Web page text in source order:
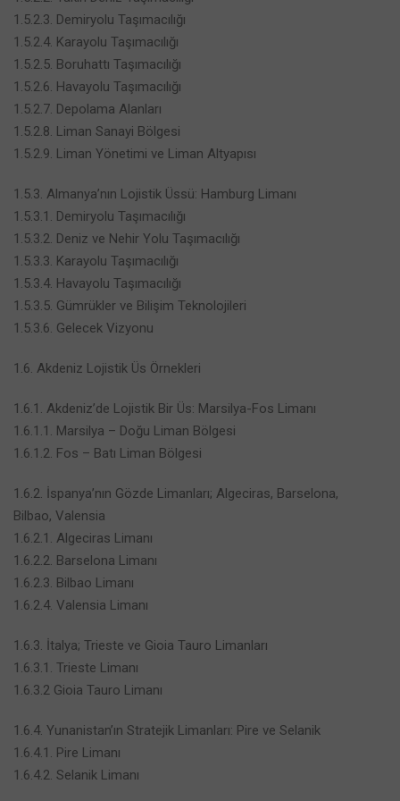
1.5.2.3. Demiryolu Taşımacılığı
1.5.2.4. Karayolu Taşımacılığı
1.5.2.5. Boruhattı Taşımacılığı
1.5.2.6. Havayolu Taşımacılığı
1.5.2.7. Depolama Alanları
1.5.2.8. Liman Sanayi Bölgesi
1.5.2.9. Liman Yönetimi ve Liman Altyapısı
1.5.3. Almanya’nın Lojistik Üssü: Hamburg Limanı
1.5.3.1. Demiryolu Taşımacılığı
1.5.3.2. Deniz ve Nehir Yolu Taşımacılığı
1.5.3.3. Karayolu Taşımacılığı
1.5.3.4. Havayolu Taşımacılığı
1.5.3.5. Gümrükler ve Bilişim Teknolojileri
1.5.3.6. Gelecek Vizyonu
1.6. Akdeniz Lojistik Üs Örnekleri
1.6.1. Akdeniz’de Lojistik Bir Üs: Marsilya-Fos Limanı
1.6.1.1. Marsilya – Doğu Liman Bölgesi
1.6.1.2. Fos – Batı Liman Bölgesi
1.6.2. İspanya’nın Gözde Limanları; Algeciras, Barselona,
Bilbao, Valensia
1.6.2.1. Algeciras Limanı
1.6.2.2. Barselona Limanı
1.6.2.3. Bilbao Limanı
1.6.2.4. Valensia Limanı
1.6.3. İtalya; Trieste ve Gioia Tauro Limanları
1.6.3.1. Trieste Limanı
1.6.3.2 Gioia Tauro Limanı
1.6.4. Yunanistan’ın Stratejik Limanları: Pire ve Selanik
1.6.4.1. Pire Limanı
1.6.4.2. Selanik Limanı